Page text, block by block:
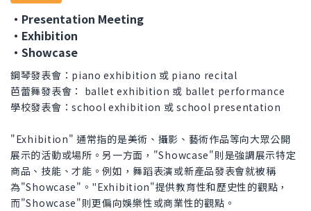
・Presentation Meeting
・Exhibition
・Showcase
鋼琴發表會：piano exhibition 或 piano recital
芭蕾舞發表會： ballet exhibition 或 ballet performance
學校發表會：school exhibition 或 school presentation
"Exhibition" 通常指的是美術、攝影、藝術作品等向大眾公開
展示的活動或場所。另一方面，"Showcase"則是強調展示特定
商品、技能、才能。例如，舞蹈表演或新產品發表會就被稱
為"Showcase"。"Exhibition"提供教育性和歷史性的觀點，
而"Showcase"則更偏向娛樂性或商業性的觀點。